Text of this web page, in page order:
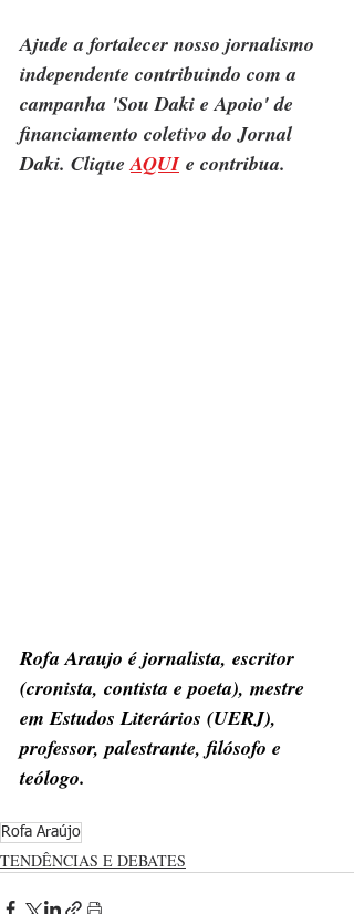
Ajude a fortalecer nosso jornalismo
independente contribuindo com a
campanha 'Sou Daki e Apoio' de
financiamento coletivo do Jornal
Daki. Clique AQUI e contribua.
Rofa Araujo é jornalista, escritor
(cronista, contista e poeta), mestre
em Estudos Literários (UERJ),
professor, palestrante, filósofo e
teólogo.
Rofa Araújo
TENDÊNCIAS E DEBATES